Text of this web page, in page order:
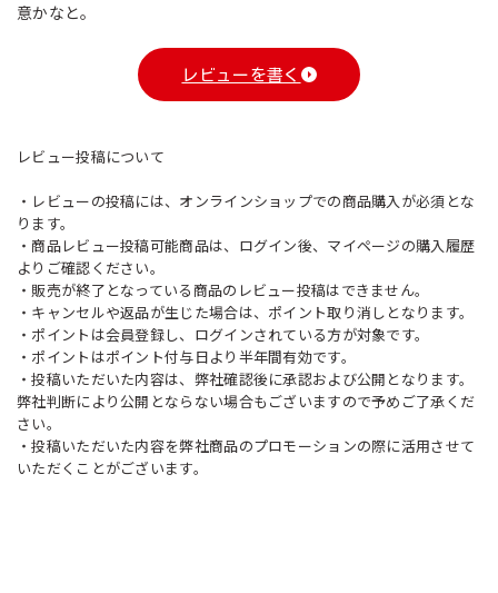
意かなと。
レビューを書く
レビュー投稿について
・レビューの投稿には、オンラインショップでの商品購入が必須とな
ります。
・商品レビュー投稿可能商品は、ログイン後、マイページの購入履歴
よりご確認ください。
・販売が終了となっている商品のレビュー投稿はできません。
・キャンセルや返品が生じた場合は、ポイント取り消しとなります。
・ポイントは会員登録し、ログインされている方が対象です。
・ポイントはポイント付与日より半年間有効です。
・投稿いただいた内容は、弊社確認後に承認および公開となります。
弊社判断により公開とならない場合もございますので予めご了承くだ
さい。
・投稿いただいた内容を弊社商品のプロモーションの際に活用させて
いただくことがございます。